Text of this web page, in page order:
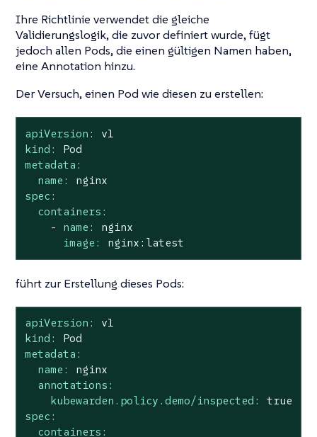
Ihre Richtlinie verwendet die gleiche
Validierungslogik, die zuvor definiert wurde, fügt
jedoch allen Pods, die einen gültigen Namen haben,
eine Annotation hinzu.
Der Versuch, einen Pod wie diesen zu erstellen:
apiVersion:
v1
kind:
Pod
metadata:
name:
nginx
spec:
containers:
-
name:
nginx
image:
nginx:latest
führt zur Erstellung dieses Pods:
apiVersion:
v1
kind:
Pod
metadata:
name:
nginx
annotations:
kubewarden.policy.demo/inspected:
true
spec:
containers: